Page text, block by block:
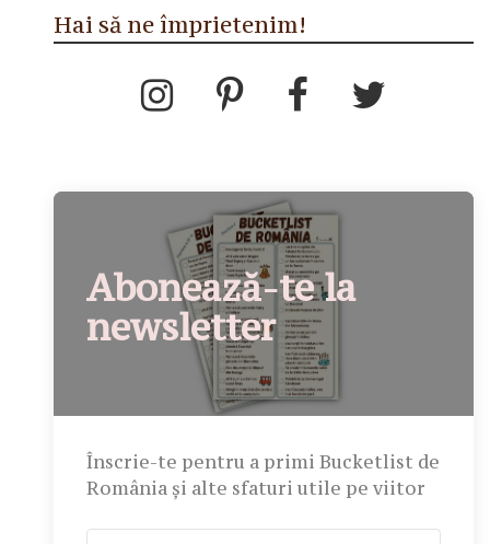
Hai să ne împrietenim!
Abonează-te la
newsletter
Înscrie-te pentru a primi Bucketlist de
România și alte sfaturi utile pe viitor